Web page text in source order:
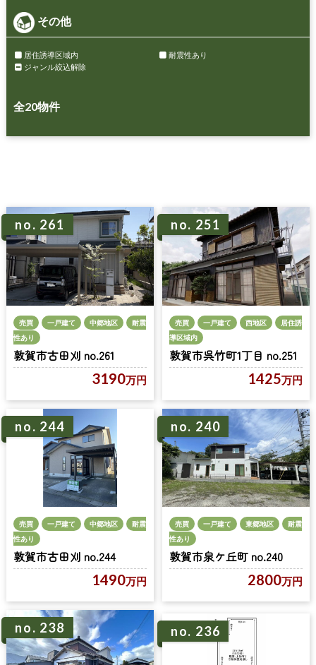
その他
居住誘導区域内
耐震性あり
ジャンル絞込解除
全20物件
no. 261
売買 一戸建て 中郷地区
耐震
性あり
敦賀市古田刈 no.261
3190万円
no. 251
売買 一戸建て 西地区
居住誘
導区域内
敦賀市呉竹町1丁目 no.251
1425万円
no. 244
売買 一戸建て 中郷地区
耐震
性あり
敦賀市古田刈 no.244
1490万円
no. 240
売買 一戸建て 東郷地区
耐震
性あり
敦賀市泉ケ丘町 no.240
2800万円
no. 238 no. 236